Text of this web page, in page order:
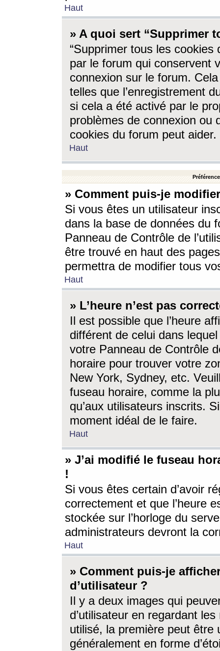
Haut
» A quoi sert “Supprimer
“Supprimer tous les cookies
par le forum qui conservent
connexion sur le forum.
telles que l’enregistrement
si cela a été activé par le
problèmes de connexion ou
cookies du forum peut aider.
Haut
» Comment puis-je
Si vous êtes un utilisateur
dans la base de données du
Panneau de Contrôle de
être trouvé en haut des
permettra de modifier tous
Haut
» L’heure n’est pas
Il est possible que l’heure
différent de celui dans
votre Panneau de Contrôle
horaire pour trouver votre
New York, Sydney, etc.
fuseau horaire, comme la
qu’aux utilisateurs inscrits.
moment idéal de le faire.
Haut
» J’ai modifié le fuseau
!
Si vous êtes certain d’avoir
correctement et que l’heure
stockée sur l’horloge du
administrateurs devront la
Haut
» Comment puis-je
d’utilisateur ?
Il y a deux images qui
d’utilisateur en regardant
utilisé, la première peut être
généralement en forme